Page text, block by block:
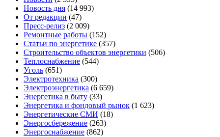
Новость дня (14 993)
От редакции (47)
Пресс-релиз (2 009)
Ремонтные работы (152)
Статьи по энергетике (357)
Строительство объектов энергетики (506)
Теплоснабжение (544)
Уголь (651)
Электротехника (300)
Электроэнергетика (6 659)
Энергетика в быту (33)
Энергетика и фондовый рынок (1 623)
Энергетические СМИ (18)
Энергосбережение (263)
Энергоснабжение (862)